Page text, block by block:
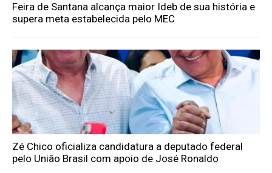
Feira de Santana alcança maior Ideb de sua história e
supera meta estabelecida pelo MEC
Zé Chico oficializa candidatura a deputado federal
pelo União Brasil com apoio de José Ronaldo